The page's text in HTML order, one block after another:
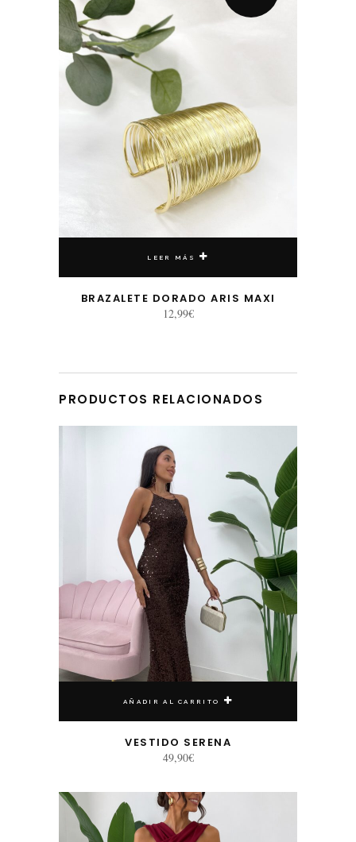
LEER MÁS
BRAZALETE DORADO ARIS MAXI
12,99€
PRODUCTOS RELACIONADOS
AÑADIR AL CARRITO
VESTIDO SERENA
49,90€
Este producto tiene múltiples variantes. Las opciones se pueden elegir en la página de producto